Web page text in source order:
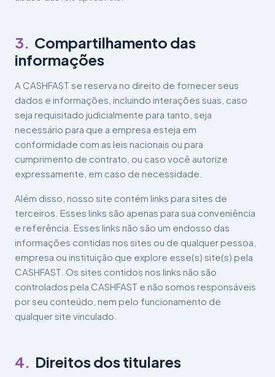
3. Compartilhamento das
informações
A CASHFAST se reserva no direito de fornecer seus
dados e informações, incluindo interações suas, caso
seja requisitado judicialmente para tanto, seja
necessário para que a empresa esteja em
conformidade com as leis nacionais ou para
cumprimento de contrato, ou caso você autorize
expressamente, em caso de necessidade.
Além disso, nosso site contém links para sites de
terceiros. Esses links são apenas para sua conveniência
e referência. Esses links não são um endosso das
informações contidas nos sites ou de qualquer pessoa,
empresa ou instituição que explore esse(s) site(s) pela
CASHFAST. Os sites contidos nos links não são
controlados pela CASHFAST e não somos responsáveis
por seu conteúdo, nem pelo funcionamento de
qualquer site vinculado.
4. Direitos dos titulares